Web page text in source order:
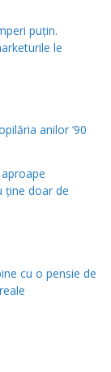
puțin.
le
anilor ’90
ține doar de
cu o pensie de